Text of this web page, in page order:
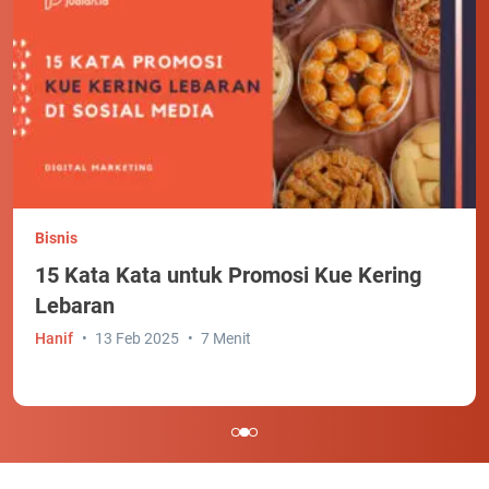
Bisnis
15 Kata Kata untuk Promosi Kue Kering
Lebaran
Hanif 13 Feb 2025 7 Menit